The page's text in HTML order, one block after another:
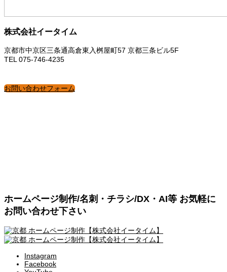
株式会社イータイム
京都市中京区三条通高倉東入桝屋町57 京都三条ビル5F
TEL 075-746-4235
お問い合わせフォーム
ホームページ制作/名刺・チラシ/DX・AI等 お気軽に
お問い合わせ下さい
Instagram
Facebook